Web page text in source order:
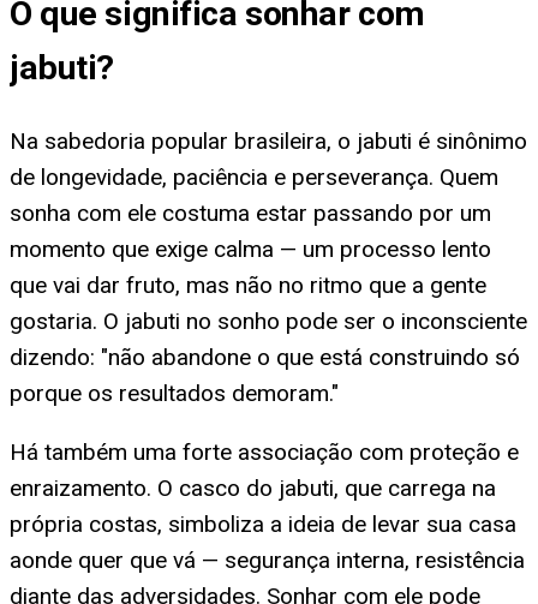
O que significa sonhar com
jabuti?
Na sabedoria popular brasileira, o jabuti é sinônimo
de longevidade, paciência e perseverança. Quem
sonha com ele costuma estar passando por um
momento que exige calma — um processo lento
que vai dar fruto, mas não no ritmo que a gente
gostaria. O jabuti no sonho pode ser o inconsciente
dizendo: "não abandone o que está construindo só
porque os resultados demoram."
Há também uma forte associação com proteção e
enraizamento. O casco do jabuti, que carrega na
própria costas, simboliza a ideia de levar sua casa
aonde quer que vá — segurança interna, resistência
diante das adversidades. Sonhar com ele pode